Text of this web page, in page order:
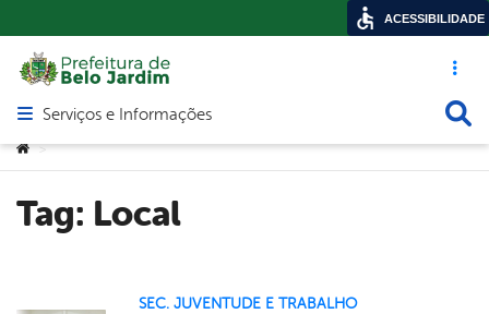
Acesso
Abrir menu principal de navegação
Serviços e Informações
Você está aqui:
>
Tag: Local
SEC. JUVENTUDE E TRABALHO
ACESSIBILIDADE